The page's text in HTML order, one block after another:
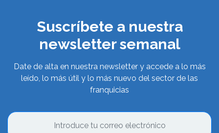
Suscríbete a nuestra
newsletter semanal
Date de alta en nuestra newsletter y accede a lo más
leído, lo más útil y lo más nuevo del sector de las
franquicias